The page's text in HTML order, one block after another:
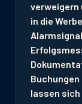
verweigern
in die
lassen